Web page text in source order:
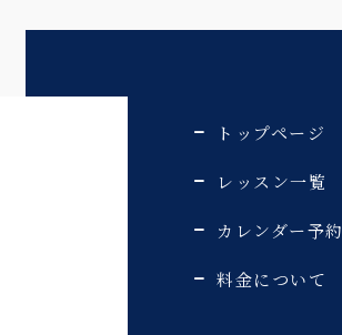
トップページ
レッスン一覧
カレンダー予約
料金について